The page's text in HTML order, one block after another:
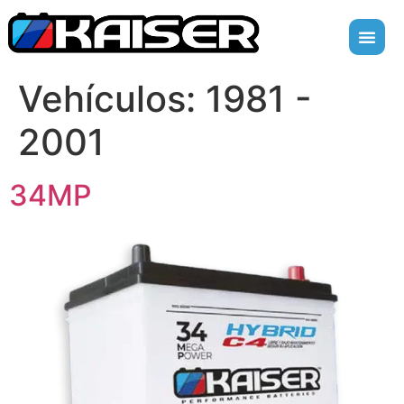
Vehículos: 1981 -
2001
34MP